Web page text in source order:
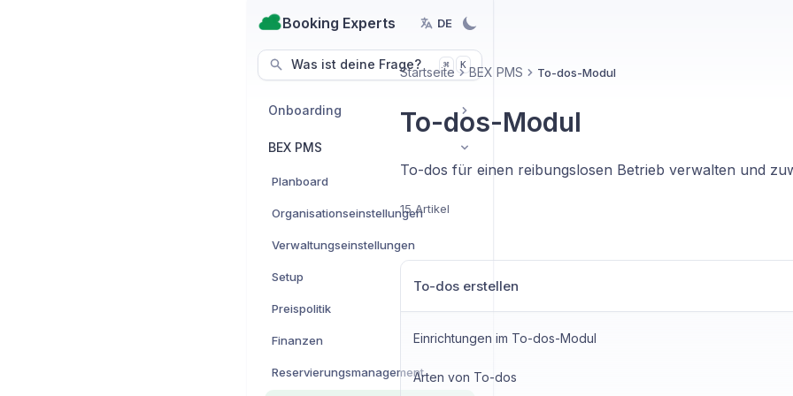
Booking Experts DE
Was ist deine Frage? ⌘ K
Onboarding
BEX PMS
Planboard
Organisationseinstellungen
Verwaltungseinstellungen
Setup
Preispolitik
Finanzen
Reservierungsmanagement
Startseite BEX PMS To-dos-Modul
To-dos-Modul
To-dos für einen reibungslosen Betrieb verwalten und
15 Artikel
To-dos erstellen
Einrichtungen im To-dos-Modul
Arten von To-dos